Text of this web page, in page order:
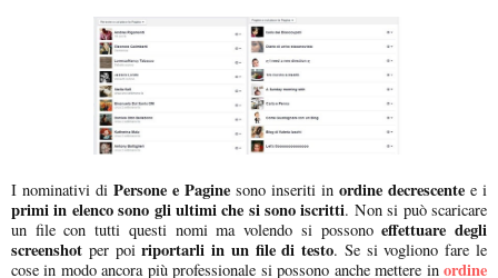
I nominativi di Persone e Pagine sono inseriti in ordine decrescente e i
primi in elenco sono gli ultimi che si sono iscritti. Non si può scaricare
un file con tutti questi nomi ma volendo si possonoeffettuare degli
screenshot per poiriportarli in un file di testo. Se si vogliono fare le
cose in modo ancora più professionale si possono anche mettere in ordine